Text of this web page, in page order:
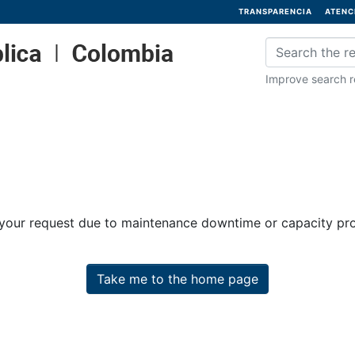
TRANSPARENCIA
Improve search
request due to maintenance downtime or capacity
Take me to the home page